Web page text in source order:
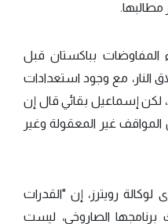
مطالبها.
المفاوضات بباكستان قبل
مع وجود استعدادات
لكن إسماعيل بقائي قال إن
غير المعقولة وغير
رويترز، إن "القدرات
برنامجها الصاروخي، ليست